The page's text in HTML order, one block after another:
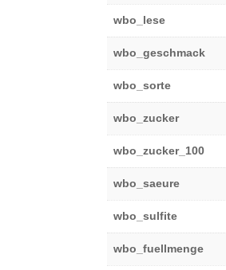
wbo_lese
wbo_geschmack
wbo_sorte
wbo_zucker
wbo_zucker_100
wbo_saeure
wbo_sulfite
wbo_fuellmenge